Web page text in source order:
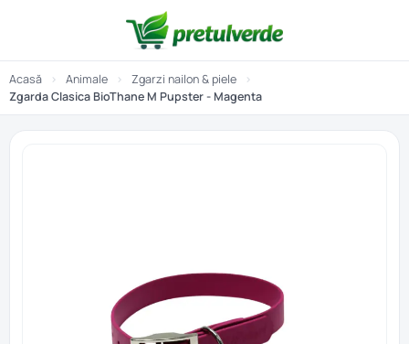
Acasă › Animale › Zgarzi nailon & piele
›
Zgarda Clasica BioThane M Pupster - Magenta